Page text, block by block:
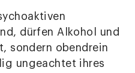
dürfen Alkohol und
sondern obendrein
ungeachtet ihres